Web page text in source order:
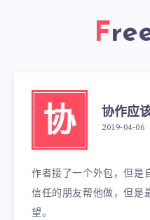
协 协作应
2019-04-06
作者接了一个外包，但是
信任的朋友帮他做，但是
望。